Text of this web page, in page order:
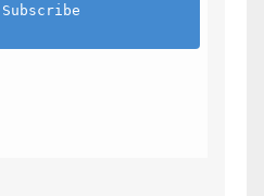
                Subscribe